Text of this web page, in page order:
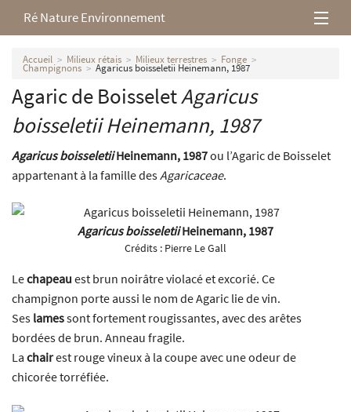
Ré Nature Environnement
L’association
Milieux rétais
Nos parutions
Accueil Milieux rétais Milieux terrestres Fonge
Champignons Agaricus boisseletii Heinemann, 1987
Agaric de BoisseletAgaricus
boisseletiiHeinemann, 1987
Agaricus boisseletiiHeinemann, 1987ou l’Agaric de Boisselet
appartenant à la famille desAgaricaceae.
Agaricus boisseletiiHeinemann, 1987
Crédits : Pierre Le Gall
Lechapeau est brun noirâtre violacé et excorié. Ce
champignon porte aussi le nom de Agaric lie de vin.
Ses lamessont fortement rougissantes, avec des arêtes
bordées de brun. Anneau fragile.
La chairest rouge vineux à la coupe avec une odeur de
chicorée torréfiée.